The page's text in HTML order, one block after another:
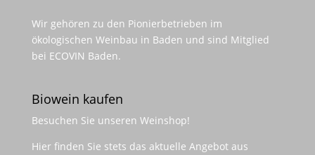
Wir gehören zu den Pionierbetrieben im
ökologischen Weinbau in Baden und sind Mitglied
bei ECOVIN Baden.
Biowein kaufen
Besuchen Sie unseren Weinshop!
Hier finden Sie stets das aktuelle Angebot aus